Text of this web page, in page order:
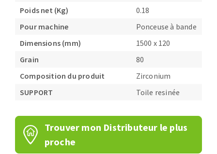
Poids net (Kg)
0.18
Pour machine
Ponceuse à bande
Dimensions (mm)
1500 x 120
Grain
80
Composition du produit
Zirconium
SUPPORT
Toile resinée
Trouver mon Distributeur le plus
proche